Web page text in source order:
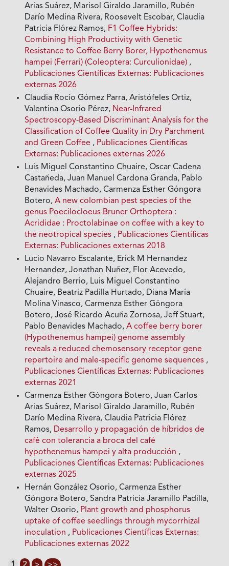
Arias Suárez, Marisol Giraldo Jaramillo, Rubén
Darío Medina Rivera, Roosevelt Escobar, Claudia
Patricia Flórez Ramos, F1 Coffee Hybrids:
Combining High Productivity with Genetic
Resistance to Coffee Berry Borer, Hypothenemus
hampei (Ferrari) (Coleoptera: Curculionidae) ,
Publicaciones Científicas Externas: Publicaciones
externas 2026
Claudia Rocío Gómez Parra, Aristófeles Ortiz,
Valentina Osorio Pérez, Near-Infrared
Spectroscopy-Based Discriminant Analysis for the
Classification of Coffee Quality in Dry Parchment
and Green Coffee , Publicaciones Científicas
Externas: Publicaciones externas 2026
Luis Miguel Constantino Chuaire, Oscar Cadena
Castañeda, Juan Manuel Cardona Granda, Pablo
Benavides Machado, Carmenza Esther Góngora
Botero,A new colombian pest species of the
genus Poecilocloeus Bruner Orthoptera :
Acrididae : Proctolabinae on coffee with a key to
the neotropical species , Publicaciones Científicas
Externas: Publicaciones externas 2018
Lucio Navarro Escalante, Erick M Hernandez
Hernandez, Jonathan Nuñez, Flor Acevedo,
Alejandro Berrio, Luis Miguel Constantino
Chuaire, Beatriz Padilla Hurtado, Diana María
Molina Vinasco, Carmenza Esther Góngora
Botero, José Ricardo Acuña Zornosa, Jeff Stuart,
Pablo Benavides Machado,A coffee berry borer
(Hypothenemus hampei) genome assembly
reveals a reduced chemosensory receptor gene
repertoire and male-specific genome sequences ,
Publicaciones Científicas Externas: Publicaciones
externas 2021
Carmenza Esther Góngora Botero, Juan Carlos
Arias Suárez, Marisol Giraldo Jaramillo, Rubén
Darío Medina Rivera, Claudia Patricia Flórez
Ramos, Desarrollo y propagación de híbridos de
café con tolerancia a broca del café
hypothenemus hampei y alta producción ,
Publicaciones Científicas Externas: Publicaciones
externas 2025
Hernán González Osorio, Carmenza Esther
Góngora Botero, Sandra Patricia Jaramillo Padilla,
Walter Osorio, Plant growth and phosphorus
uptake of coffee seedlings through mycorrhizal
inoculation , Publicaciones Científicas Externas:
Publicaciones externas 2022